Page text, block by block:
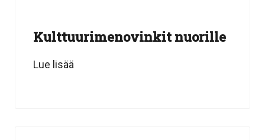
Kulttuurimenovinkit nuorille
Lue lisää